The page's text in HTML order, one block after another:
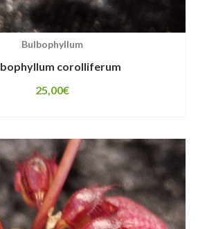
Bulbophyllum
corolliferum
25,00€